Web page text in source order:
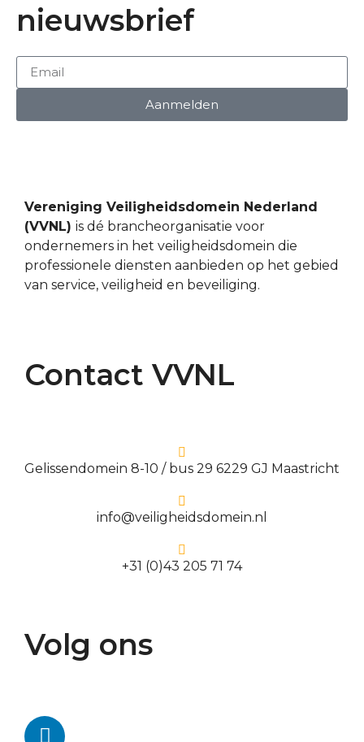
nieuwsbrief
Aanmelden
Vereniging Veiligheidsdomein Nederland
(VVNL) is dé brancheorganisatie voor
ondernemers in het veiligheidsdomein die
professionele diensten aanbieden op het gebied
van service, veiligheid en beveiliging.
Contact VVNL
Gelissendomein 8-10 / bus 29 6229 GJ Maastricht
info@veiligheidsdomein.nl
+31 (0)43 205 71 74
Volg ons